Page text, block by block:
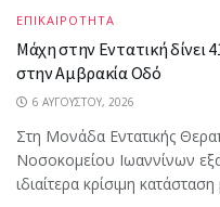
ΕΠΙΚΑΙΡΟΤΗΤΑ
Μάχη στην Εντατική δίνει
στην Αμβρακία Οδό
6 ΑΥΓΟΎΣΤΟΥ, 2026
Στη Μονάδα Εντατικής
Νοσοκομείου Ιωαννίνων
ιδιαίτερα κρίσιμη